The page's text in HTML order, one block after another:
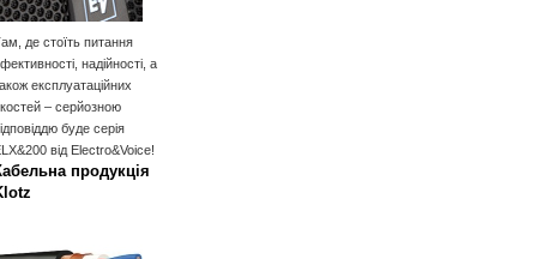
де стоїть питання
надійності, а
експлуатаційних
– серйозною
буде серія
від Electro&Voice!
продукція